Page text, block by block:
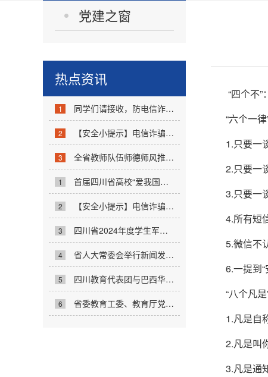
党建之窗
热点资讯
1 同学们请接收，防电信诈骗看这里！！...
2 【安全小提示】电信诈骗不可怕，防诈反...
3 全省教师队伍师德师风推进会召开...
1 首届四川省高校“爱我国防”宣讲大赛启...
2 【安全小提示】电信诈骗不可怕，防诈反...
3 四川省2024年度学生军训工作联席会议召开...
4 省人大常委会举行新闻发布会解读《四川...
5 四川教育代表团与巴西华人文化交流协会...
6 省委教育工委、教育厅党组举办党纪学习...
“四个不
“六个一律
1.只要一
2.只要一
3.只要一
4.所有短
5.微信不
6.一提到“
“八个凡是
1.凡是自
2.凡是叫
3.凡是通